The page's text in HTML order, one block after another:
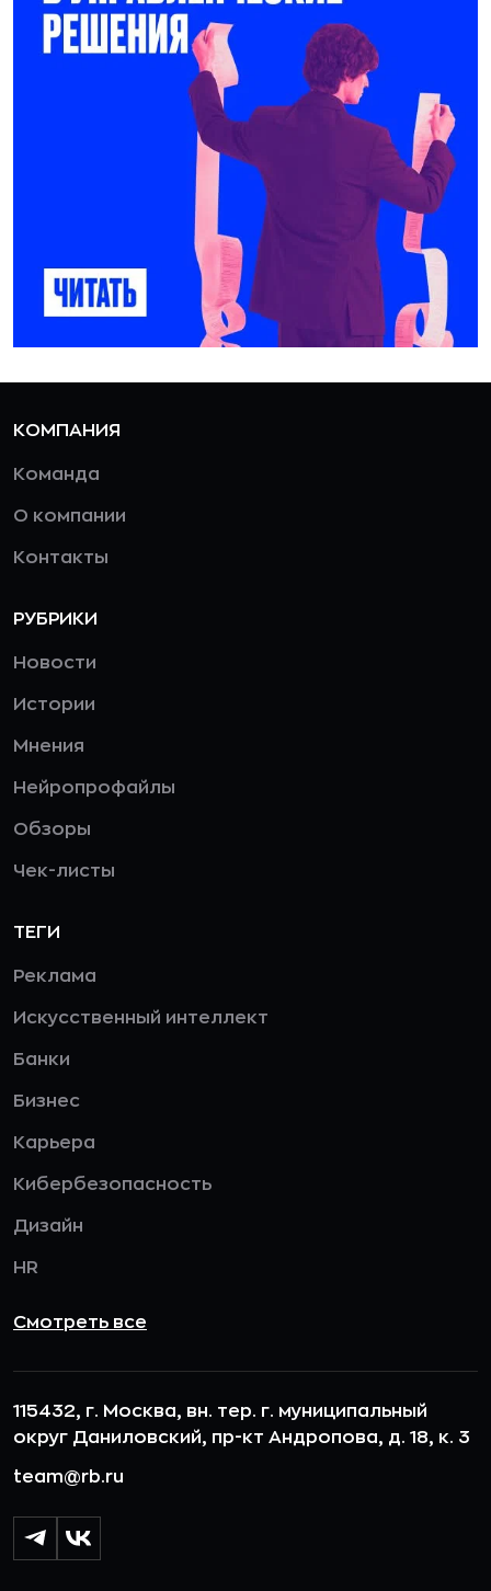
КОМПАНИЯ
Команда
О компании
Контакты
РУБРИКИ
Новости
Истории
Мнения
Нейропрофайлы
Обзоры
Чек-листы
ТЕГИ
Реклама
Искусственный интеллект
Банки
Бизнес
Карьера
Кибербезопасность
Дизайн
HR
Смотреть все
115432, г. Москва, вн. тер. г. муниципальный
округ Даниловский, пр-кт Андропова, д. 18, к. 3
team@rb.ru